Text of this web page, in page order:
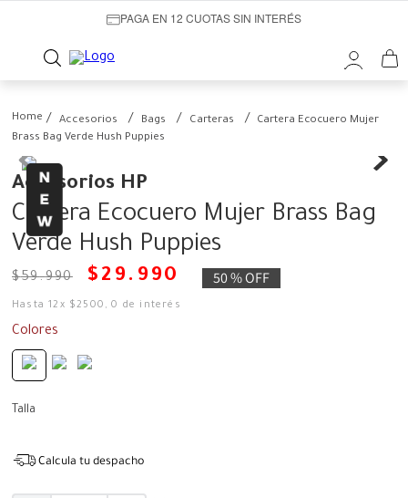
PAGA EN 12 CUOTAS SIN INTERÉS
Accesorios Bags Carteras
Cartera Ecocuero Mujer
Brass Bag Verde Hush Puppies
Accesorios HP
Cartera Ecocuero Mujer Brass Bag
Verde Hush Puppies
$59.990 $ 29 . 990 50 %OFF
Hasta12 x $2500 ,0 de interés
Colores
Talla
Calcula tu despacho